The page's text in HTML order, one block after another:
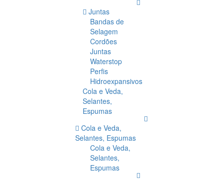
Juntas
Bandas de
Selagem
Cordões
Juntas
Waterstop
Perfis
Hidroexpansivos
Cola e Veda,
Selantes,
Espumas
Cola e Veda,
Selantes, Espumas
Cola e Veda,
Selantes,
Espumas